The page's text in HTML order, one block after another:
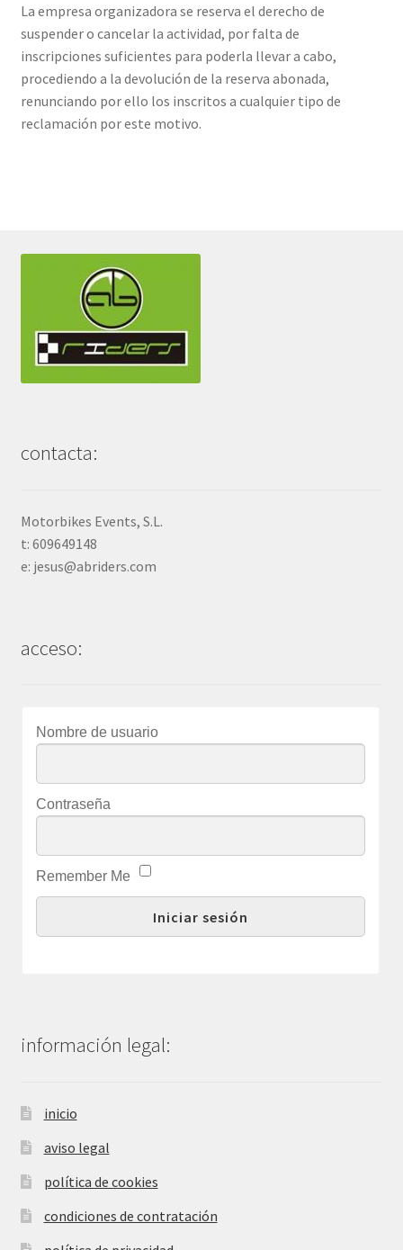
La empresa organizadora se reserva el derecho de
suspender o cancelar la actividad, por falta de
inscripciones suficientes para poderla llevar a cabo,
procediendo a la devolución de la reserva abonada,
renunciando por ello los inscritos a cualquier tipo de
reclamación por este motivo.
contacta:
Motorbikes Events, S.L.
t: 609649148
e: jesus@abriders.com
acceso:
Nombre de usuario
Contraseña
Remember Me
información legal:
inicio
aviso legal
política de cookies
condiciones de contratación